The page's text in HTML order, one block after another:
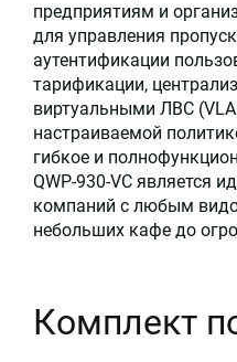
предприятиям и
для управления
аутентификации
тарификации,
виртуальными ЛВС
настраиваемой
гибкое и
QWP-930-VC является
компаний с любым
небольших кафе до
Комплект